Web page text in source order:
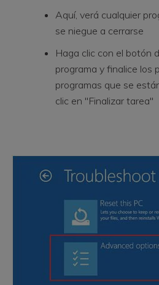
Aquí, verá cualquier
se niegue a cerrarse
Haga clic con el botón
programa y finalice los
programas que se
clic en "Finalizar tarea"